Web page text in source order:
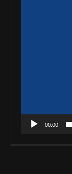
00:00